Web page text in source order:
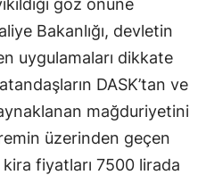
Bakanlığı, devletin
uygulamaları dikkate
DASK’tan ve
mağduriyetini
üzerinden geçen
fiyatları 7500 lirada